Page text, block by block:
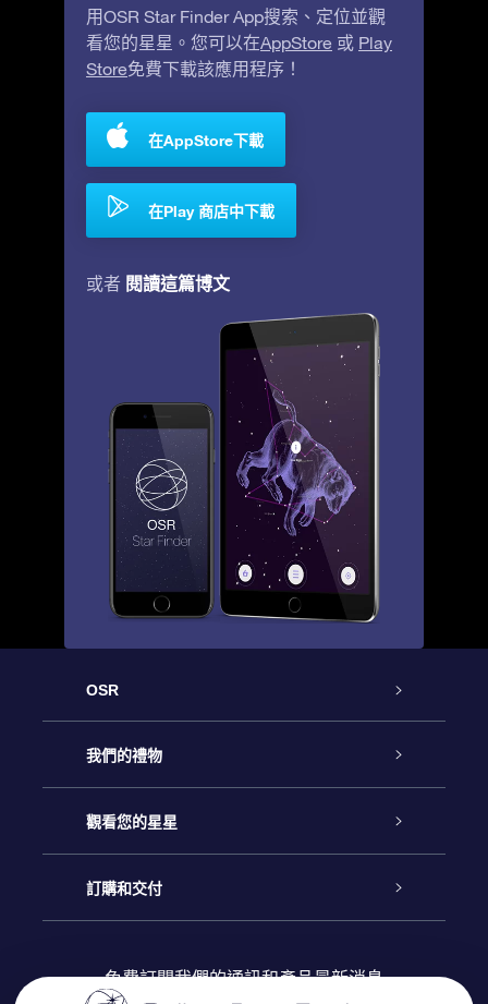
用OSR Star Finder App搜索、定位並觀
看您的星星。您可以在AppStore 或 Play
Store免費下載該應用程序！
在AppStore下載
在Play 商店中下載
或者 閱讀這篇博文
OSR
客戶服務
聯繫我們
博客
我們的禮物
Online Star禮物
OSR禮物包
觀看您的星星
星星注册
訂購和交付
免費訂閱我們的通訊和產品最新消息